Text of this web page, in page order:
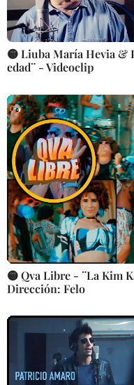
🟡 Liuba María Hevia &
edad¨ - Videoclip
🟡 Qva Libre - ¨La Kim
Dirección: Felo